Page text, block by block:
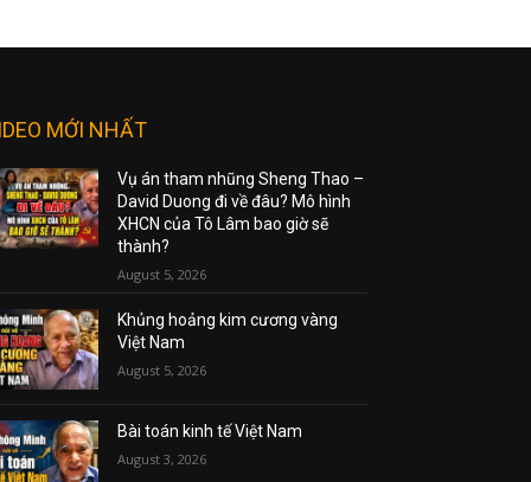
MỚI NHẤT
Vụ án tham nhũng Sheng Thao –
David Duong đi về đâu? Mô hình
XHCN của Tô Lâm bao giờ sẽ
thành?
August 5, 2026
Khủng hoảng kim cương vàng
Việt Nam
August 5, 2026
Bài toán kinh tế Việt Nam
August 3, 2026